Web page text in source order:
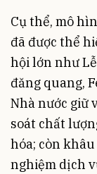
Cụ thể, mô
đã được thể
hội lớn như
đăng quang,
Nhà nước giữ
soát chất
hóa; còn
nghiệm dịch